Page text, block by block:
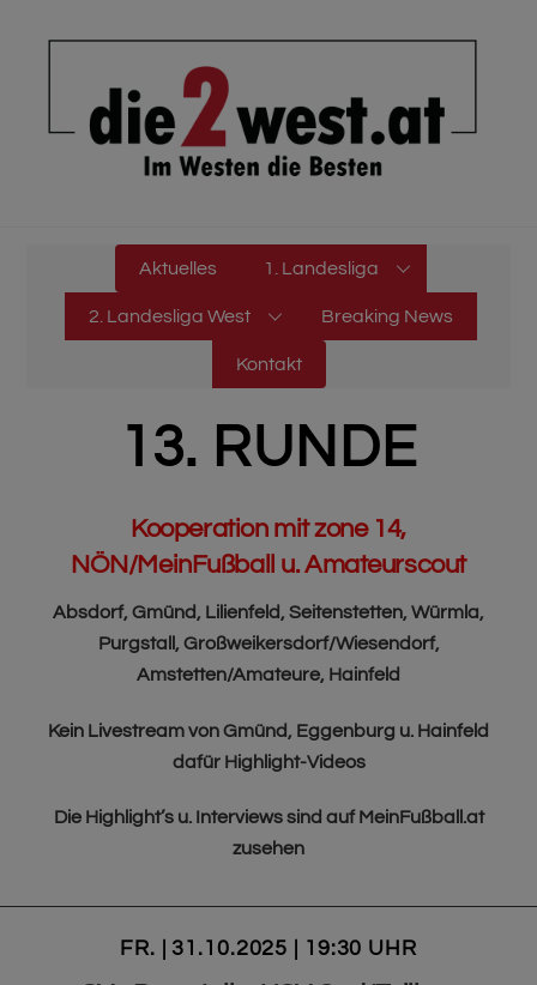
Aktuelles 1. Landesliga
2. Landesliga West Breaking News
Kontakt
13. RUNDE
Kooperation mit zone 14,
NÖN/MeinFußball u. Amateurscout
Absdorf, Gmünd, Lilienfeld, Seitenstetten, Würmla,
Purgstall, Großweikersdorf/Wiesendorf,
Amstetten/Amateure, Hainfeld
Kein Livestream von Gmünd, Eggenburg u. Hainfeld
dafür Highlight-Videos
Die Highlight’s u. Interviews sind auf MeinFußball.at
zusehen
FR. | 31.10.2025 | 19:30 UHR